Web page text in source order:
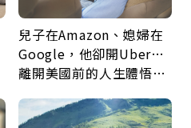
兒子在Amazon、媳婦在
Google，他卻開Uber…
離開美國前的人生體悟：